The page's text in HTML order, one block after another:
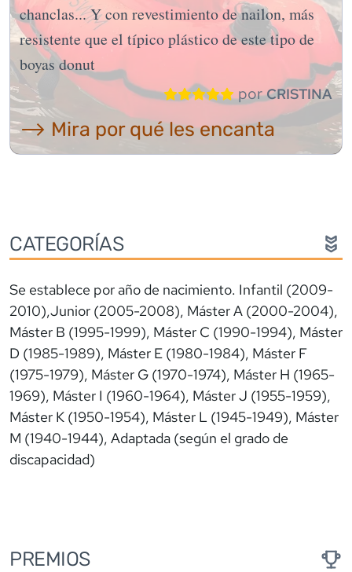
chanclas... Y con revestimiento de nailon, más
resistente que el típico plástico de este tipo de
boyas donut
porCRISTINA
⟶ Mira por qué les encanta
CATEGORÍAS
Se establece por año de nacimiento. Infantil (2009-
2010),Junior (2005-2008), Máster A (2000-2004),
Máster B (1995-1999), Máster C (1990-1994), Máster
D (1985-1989), Máster E (1980-1984), Máster F
(1975-1979), Máster G (1970-1974), Máster H (1965-
1969), Máster I (1960-1964), Máster J (1955-1959),
Máster K (1950-1954), Máster L (1945-1949), Máster
M (1940-1944), Adaptada (según el grado de
discapacidad)
PREMIOS